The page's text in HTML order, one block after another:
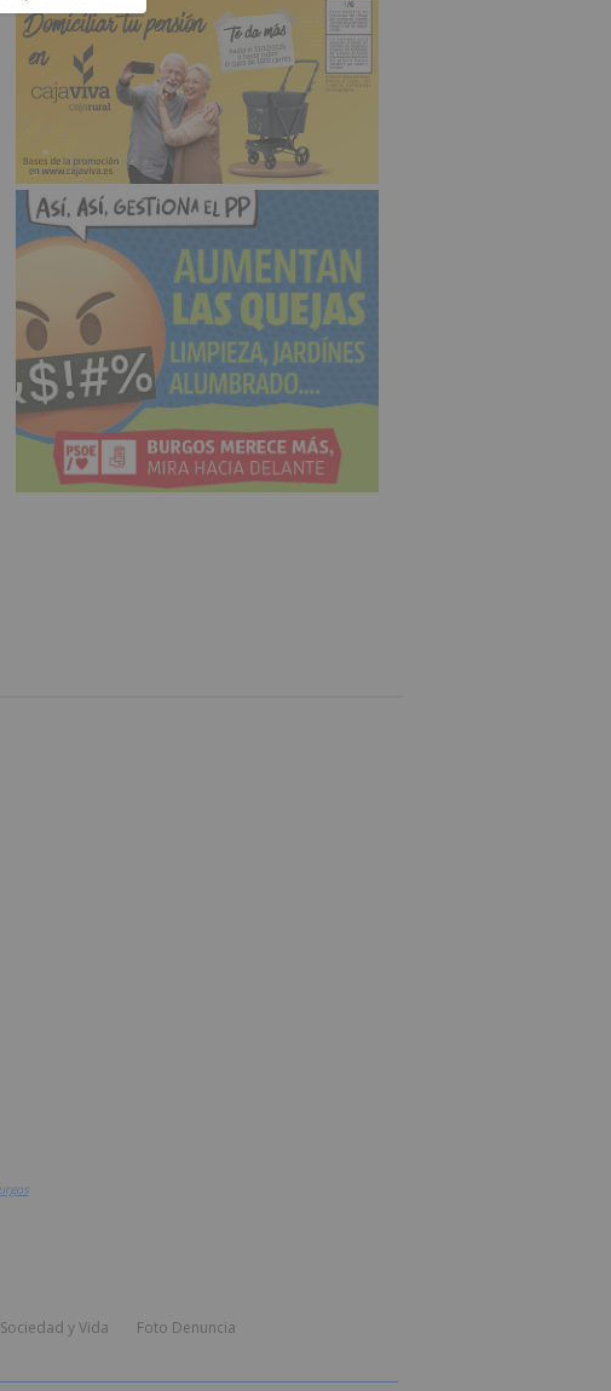
Sociedad y Vida Foto Denuncia